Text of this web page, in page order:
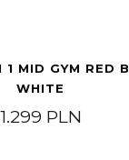
1 MID GYM RED
WHITE
1.299 PLN